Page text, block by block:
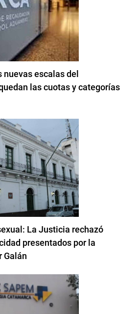
nuevas escalas del
las cuotas y categorías
La Justicia rechazó
presentados por la
Galán